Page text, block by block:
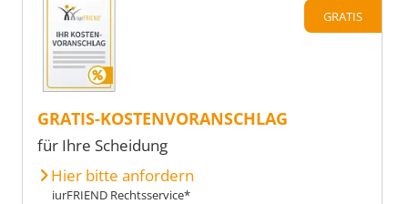
GRATIS
GRATIS-KOSTENVORANSCHLAG
für Ihre Scheidung
Hier bitte anfordern
iurFRIEND Rechtsservice*